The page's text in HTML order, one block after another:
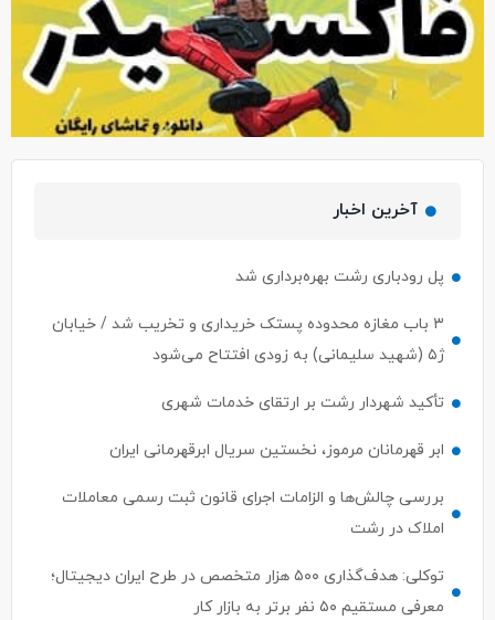
آخرین اخبار
پل رودباری رشت بهره‌برداری شد
۳ باب مغازه محدوده پستک خریداری و تخریب شد / خیابان
ژ۵ (شهید سلیمانی) به زودی افتتاح می‌شود
تأکید شهردار رشت بر ارتقای خدمات شهری
ابر قهرمانان مرموز، نخستین سریال ابرقهرمانی ایران
بررسی چالش‌ها و الزامات اجرای قانون ثبت رسمی معاملات
املاک در رشت
توکلی: هدف‌گذاری ۵۰۰ هزار متخصص در طرح ایران دیجیتال؛
معرفی مستقیم ۵۰ نفر برتر به بازار کار